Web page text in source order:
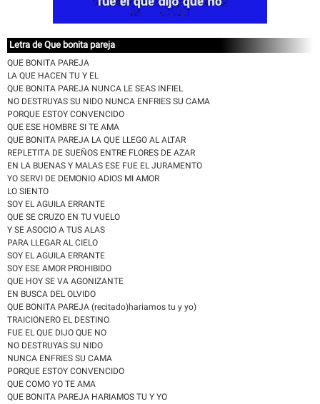
Letra de Que bonita pareja
QUE BONITA PAREJA
LA QUE HACEN TU Y EL
QUE BONITA PAREJA NUNCA LE SEAS INFIEL
NO DESTRUYAS SU NIDO NUNCA ENFRIES SU CAMA
PORQUE ESTOY CONVENCIDO
QUE ESE HOMBRE SI TE AMA
QUE BONITA PAREJA LA QUE LLEGO AL ALTAR
REPLETITA DE SUEÑOS ENTRE FLORES DE AZAR
EN LA BUENAS Y MALAS ESE FUE EL JURAMENTO
YO SERVI DE DEMONIO ADIOS MI AMOR
LO SIENTO
SOY EL AGUILA ERRANTE
QUE SE CRUZO EN TU VUELO
Y SE ASOCIO A TUS ALAS
PARA LLEGAR AL CIELO
SOY EL AGUILA ERRANTE
SOY ESE AMOR PROHIBIDO
QUE HOY SE VA AGONIZANTE
EN BUSCA DEL OLVIDO
QUE BONITA PAREJA (recitado)hariamos tu y yo)
TRAICIONERO EL DESTINO
FUE EL QUE DIJO QUE NO
NO DESTRUYAS SU NIDO
NUNCA ENFRIES SU CAMA
PORQUE ESTOY CONVENCIDO
QUE COMO YO TE AMA
QUE BONITA PAREJA HARIAMOS TU Y YO